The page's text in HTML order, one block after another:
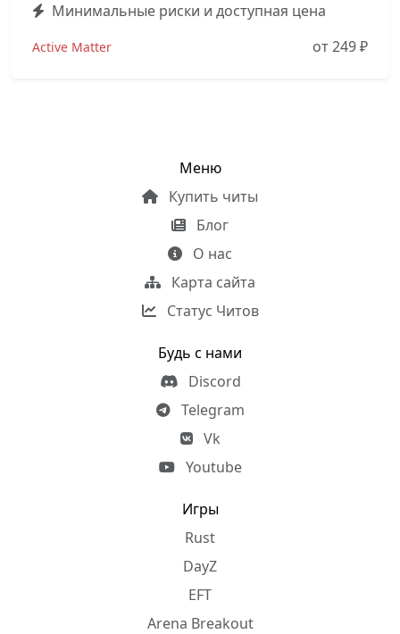
Минимальные риски и доступная цена
Active Matter от 249₽
Меню
Купить читы
Блог
О нас
Карта сайта
Статус Читов
Будь с нами
Discord
Telegram
Vk
Youtube
Игры
Rust
DayZ
EFT
Arena Breakout